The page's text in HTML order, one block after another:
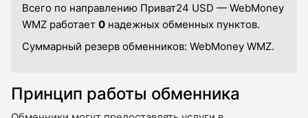
Всего по направлению Приват24 USD — WebMoney
WMZ работает 0 надежных обменных пунктов.
Суммарный резерв обменников: WebMoney WMZ.
Принцип работы обменника